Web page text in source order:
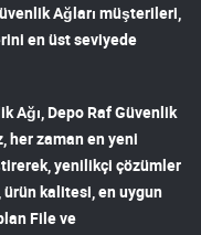
Ağları müşterileri,
en üst seviyede
Ağı Depo Raf Güvenlik
her zaman en yeni
yenilikçi çözümler
kalitesi, en uygun
File ve